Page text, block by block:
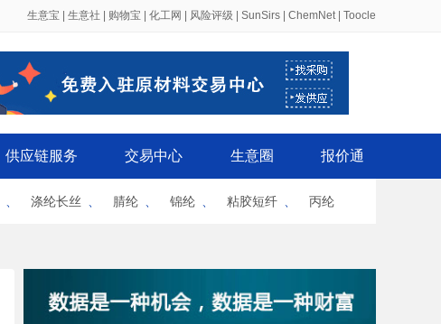
生意宝 生意社 购物宝 化工网 风险评级 SunSirs ChemNet| Toocle
供应链服务 交易中心 生意圈 报价通
涤纶长丝 腈纶 锦纶 粘胶短纤 丙纶